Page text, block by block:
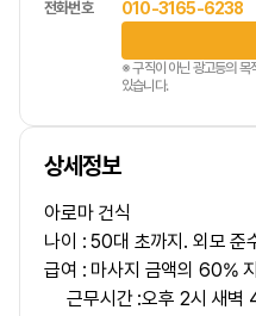
전화번호 010-3165-6238
※ 구직이 아닌 광고등의 목
있습니다.
상세정보
아로마 건식
나이 : 50대 초까지. 외모 준
급여 : 마사지 금액의 60%
근무시간 :오후 2시 새벽